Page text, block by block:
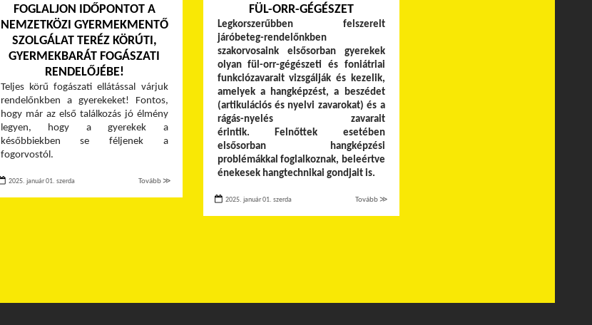
FOGLALJON IDŐPONTOT A
NEMZETKÖZI GYERMEKMENTŐ
SZOLGÁLAT TERÉZ KÖRÚTI,
GYERMEKBARÁT FOGÁSZATI
RENDELŐJÉBE!
Teljes körű fogászati ellátással várjuk
rendelőnkben a gyerekeket! Fontos,
hogy már az első találkozás jó élmény
legyen, hogy a gyerekek a
későbbiekben se féljenek a
fogorvostól.
2025. január 01. szerda Tovább ≫
FÜL-ORR-GÉGÉSZET
Legkorszerűbben felszerelt
járóbeteg-rendelőnkben
szakorvosaink elsősorban gyerekek
olyan fül-orr-gégészeti és foniátriai
funkciózavarait vizsgálják és kezelik,
amelyek a hangképzést, a beszédet
(artikulációs és nyelvi zavarokat) és a
rágás-nyelés zavarait
érintik. Felnőttek esetében
elsősorban hangképzési
problémákkal foglalkoznak, beleértve
énekesek hangtechnikai gondjait is.
2025. január 01. szerda Tovább ≫